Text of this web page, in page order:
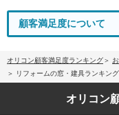
顧客満足度について
オリコン顧客満足度ランキング
リフォームの窓・建具ランキン
オリコン